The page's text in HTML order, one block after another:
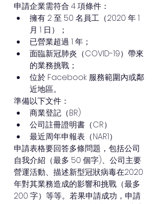
申請企業需符合 4 項條件：
擁有 2 至 50 名員工（2020 年 1
月 1 日）；
已營業超過 1 年；
面臨新冠肺炎（COVID-19）帶來
的業務挑戰；
位於 Facebook 服務範圍內或鄰
近地區。
準備以下文件：
商業登記（BR)
公司註冊證明書（CR）
最近周年申報表（NAR1）
申請表格要回答多條問題，包括公司
自我介紹（最多 50 個字)、公司主要
營運活動、描述新型冠狀病毒在2020
年對其業務造成的影響和挑戰（最多
200 字）等等。若果申請成功，申請